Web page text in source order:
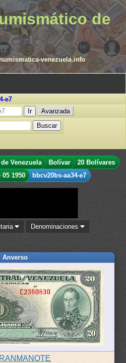
de
venezuela.info
e7
Avanzada
Venezuela Bolívar
20 Bolívares
1950 bbcv20bs-aa34-e7
Denominaciones
Anverso